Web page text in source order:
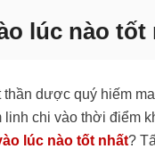
lúc nào
dược quý hiếm
chi vào thời điểm
lúc nào tốt nhất?